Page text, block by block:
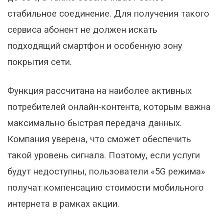
стабильное соединение. Для получения такого
сервиса абонент не должен искать
подходящий смартфон и особенную зону
покрытия сети.
Функция рассчитана на наиболее активных
потребителей онлайн-контента, которым важна
максимально быстрая передача данных.
Компания уверена, что сможет обеспечить
такой уровень сигнала. Поэтому, если услуги
будут недоступны, пользователи «5G режима»
получат компенсацию стоимости мобильного
интернета в рамках акции.